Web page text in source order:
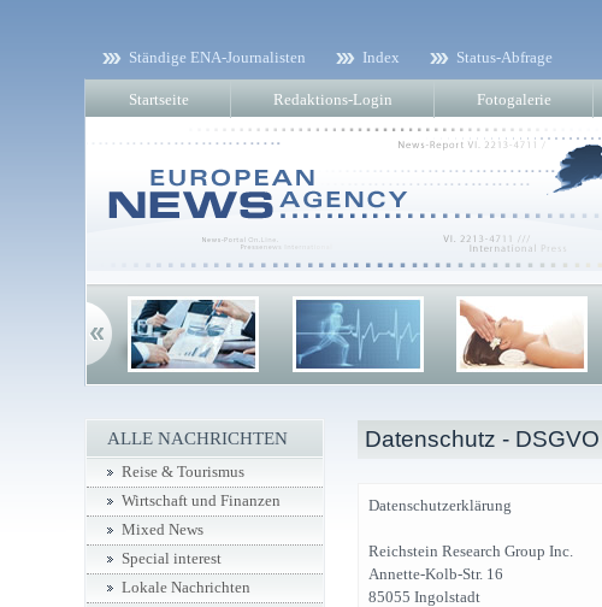
Ständige ENA-Journalisten Index Status-Abfrage
Startseite Redaktions-Login Fotogalerie
Datenschutz - DSGVO
Datenschutzerklärung
Reichstein Research Group Inc.
Annette-Kolb-Str. 16
85055 Ingolstadt
ALLE NACHRICHTEN
Reise & Tourismus
Wirtschaft und Finanzen
Mixed News
Special interest
Lokale Nachrichten